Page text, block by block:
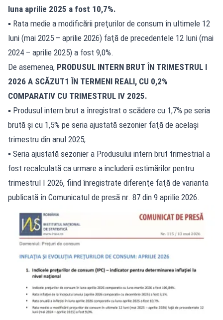
luna aprilie 2025 a fost 10,7%.
▪ Rata medie a modificării preţurilor de consum în ultimele 12
luni (mai 2025 – aprilie 2026) faţă de precedentele 12 luni (mai
2024 – aprilie 2025) a fost 9,0%.
De asemenea, PRODUSUL INTERN BRUT ÎN TRIMESTRUL I
2026 A SCĂZUT1 ÎN TERMENI REALI, CU 0,2%
COMPARATIV CU TRIMESTRUL IV 2025.
▪ Produsul intern brut a înregistrat o scădere cu 1,7% pe seria
brută şi cu 1,5% pe seria ajustată sezonier faţă de acelaşi
trimestru din anul 2025;
▪ Seria ajustată sezonier a Produsului intern brut trimestrial a
fost recalculată ca urmare a includerii estimărilor pentru
trimestrul I 2026, fiind înregistrate diferenţe faţă de varianta
publicată în Comunicatul de presă nr. 87 din 9 aprilie 2026.